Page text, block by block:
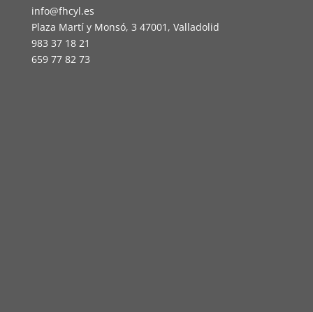
info@fhcyl.es
Plaza Martí y Monsó, 3 47001, Valladolid
983 37 18 21
659 77 82 73